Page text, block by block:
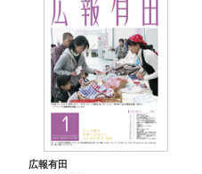
広報有田